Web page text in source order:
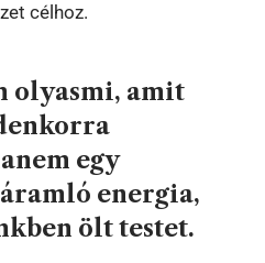
célhoz.
olyasmi, amit
egy
energia,
ölt testet.